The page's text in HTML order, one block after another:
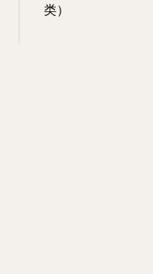
类）